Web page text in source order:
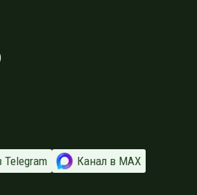
Telegram Канал в МАХ